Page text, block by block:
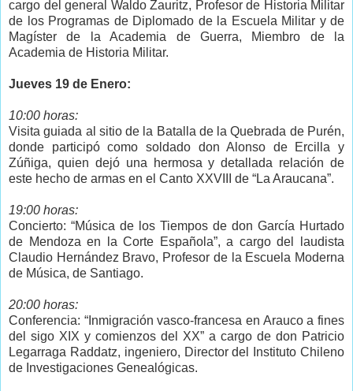
cargo del general Waldo Zauritz, Profesor de Historia Militar
de los Programas de Diplomado de la Escuela Militar y de
Magíster de la Academia de Guerra, Miembro de la
Academia de Historia Militar.
Jueves 19 de Enero:
10:00 horas:
Visita guiada al sitio de la Batalla de la Quebrada de Purén,
donde participó como soldado don Alonso de Ercilla y
Zúñiga, quien dejó una hermosa y detallada relación de
este hecho de armas en el Canto XXVIII de “La Araucana”.
19:00 horas:
Concierto: “Música de los Tiempos de don García Hurtado
de Mendoza en la Corte Española”, a cargo del laudista
Claudio Hernández Bravo, Profesor de la Escuela Moderna
de Música, de Santiago.
20:00 horas:
Conferencia: “Inmigración vasco-francesa en Arauco a fines
del sigo XIX y comienzos del XX” a cargo de don Patricio
Legarraga Raddatz, ingeniero, Director del Instituto Chileno
de Investigaciones Genealógicas.